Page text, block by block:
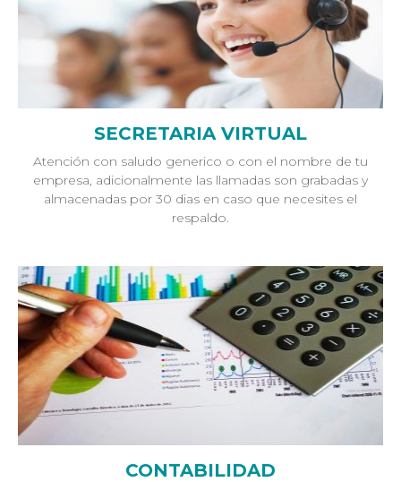
SECRETARIA VIRTUAL
Atención con saludo generico o con el nombre de tu
empresa, adicionalmente las llamadas son grabadas y
almacenadas por 30 dias en caso que necesites el
respaldo.
CONTABILIDAD